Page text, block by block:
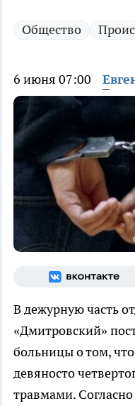
Общество
6 июня 07:00
В дежурную часть
«Дмитровский»
больницы о том,
девяносто
травмами.